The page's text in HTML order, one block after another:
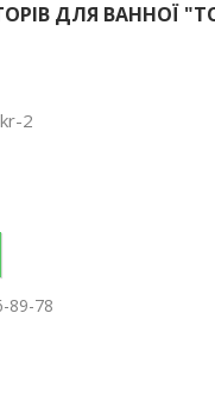
ДЛЯ ВАННОЇ
2
89-78